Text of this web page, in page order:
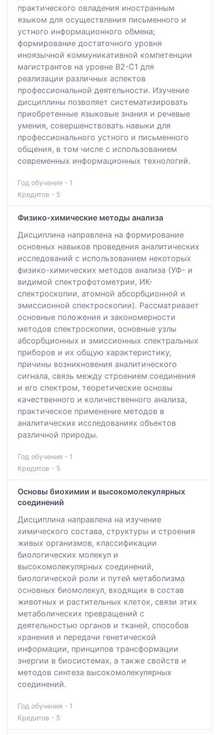
практического овладения иностранным
языком для осуществления письменного и
устного информационного обмена;
формирование достаточного уровня
иноязычной коммуникативной компетенции
магистрантов на уровне В2-С1 для
реализации различных аспектов
профессиональной деятельности. Изучение
дисциплины позволяет систематизировать
приобретенные языковые знания и речевые
умения, совершенствовать навыки для
профессионального устного и письменного
общения, в том числе с использованием
современных информационных технологий.
Год обучения - 1
Кредитов - 5
Физико-химические методы анализа
Дисциплина направлена на формирование
основных навыков проведения аналитических
исследований с использованием некоторых
физико-химических методов анализа (УФ- и
видимой спектрофотометрии, ИК-
спектроскопии, атомной абсорбционной и
эмиссионной спектроскопии). Рассматривает
основные положения и закономерности
методов спектроскопии, основные узлы
абсорбционных и эмиссионных спектральных
приборов и их общую характеристику,
причины возникновения аналитического
сигнала, связь между строением соединения
и его спектром, теоретические основы
качественного и количественного анализа,
практическое применение методов в
аналитических исследованиях объектов
различной природы.
Год обучения - 1
Кредитов - 5
Основы биохимии и высокомолекулярных
соединений
Дисциплина направлена на изучение
химического состава, структуры и строения
живых организмов, классификации
биологических молекул и
высокомолекулярных соединений,
биологической роли и путей метаболизма
основных биомолекул, входящих в состав
животных и растительных клеток, связи этих
метаболических превращений с
деятельностью органов и тканей, способов
хранения и передачи генетической
информации, принципов трансформации
энергии в биосистемах, а также свойств и
методов синтеза высокомолекулярных
соединений.
Год обучения - 1
Кредитов - 5